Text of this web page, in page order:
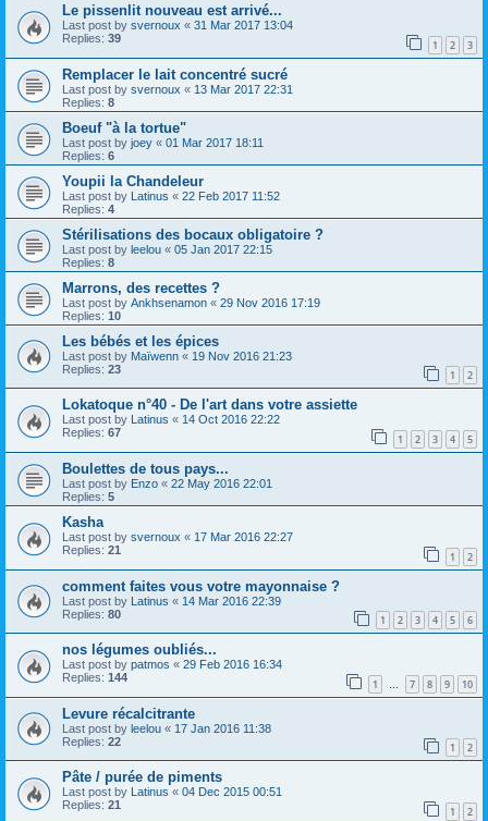
Le pissenlit nouveau est arrivé...
Last post by svernoux « 31 Mar 2017 13:04
Replies: 39 1 2 3
Remplacer le lait concentré sucré
Last post by svernoux « 13 Mar 2017 22:31
Replies: 8
Boeuf "à la tortue"
Last post by joey « 01 Mar 2017 18:11
Replies: 6
Youpii la Chandeleur
Last post by Latinus « 22 Feb 2017 11:52
Replies: 4
Stérilisations des bocaux obligatoire ?
Last post by leelou « 05 Jan 2017 22:15
Replies: 8
Marrons, des recettes ?
Last post by Ankhsenamon « 29 Nov 2016 17:19
Replies: 10
Les bébés et les épices
Last post by Maïwenn « 19 Nov 2016 21:23
Replies: 23 1 2
Lokatoque n°40 - De l'art dans votre assiette
Last post by Latinus « 14 Oct 2016 22:22
Replies: 67 1 2 3 4 5
Boulettes de tous pays...
Last post by Enzo « 22 May 2016 22:01
Replies: 5
Kasha
Last post by svernoux « 17 Mar 2016 22:27
Replies: 21 1 2
comment faites vous votre mayonnaise ?
Last post by Latinus « 14 Mar 2016 22:39
Replies: 80 1 2 3 4 5 6
nos légumes oubliés...
Last post by patmos « 29 Feb 2016 16:34
Replies: 144 1 … 7 8 9 10
Levure récalcitrante
Last post by leelou « 17 Jan 2016 11:38
Replies: 22 1 2
Pâte / purée de piments
Last post by Latinus « 04 Dec 2015 00:51
Replies: 21 1 2